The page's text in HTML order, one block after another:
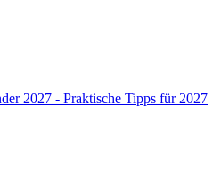
2027 - Praktische Tipps für 2027